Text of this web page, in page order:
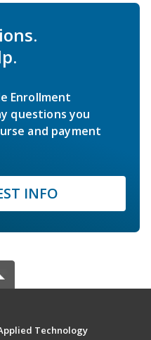
Enrollment
questions you
and payment
INFO
Technology